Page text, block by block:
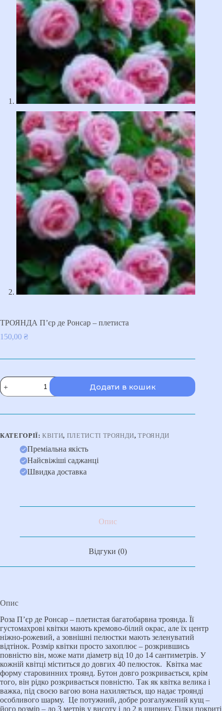
ТРОЯНДА П’єр де Ронсар – плетиста
150,00 ₴
ТРОЯНДА
П'єр
де
-
Додати в кошик
КАТЕГОРІЇ:КВІТИ, ПЛЕТИСТІ ТРОЯНДИ,ТРОЯНДИ
Преміальна якість
Найсвіжіші саджанці
Швидка доставка
Опис
Відгуки (0)
Опис
Роза П’єр де Ронсар – плетистая багатобарвна троянда. Її
густомахрові квітки мають кремово-білий окрас, але їх центр
ніжно-рожевий, а зовнішні пелюстки мають зеленуватий
відтінок. Розмір квітки просто захоплює – розкрившись
повністю він, може мати діаметр від 10 до 14 сантиметрів. У
кожній квітці міститься до довгих 40 пелюсток. Квітка має
форму старовинних троянд. Бутон довго розкривається, крім
того, він рідко розкривається повністю. Так як квітка велика і
важка, під своєю вагою вона нахиляється, що надає троянді
особливого шарму. Це потужний, добре розгалужений кущ –
його розмір – до 3 метрів у висоту і до 2 в ширину. Гілки покриті